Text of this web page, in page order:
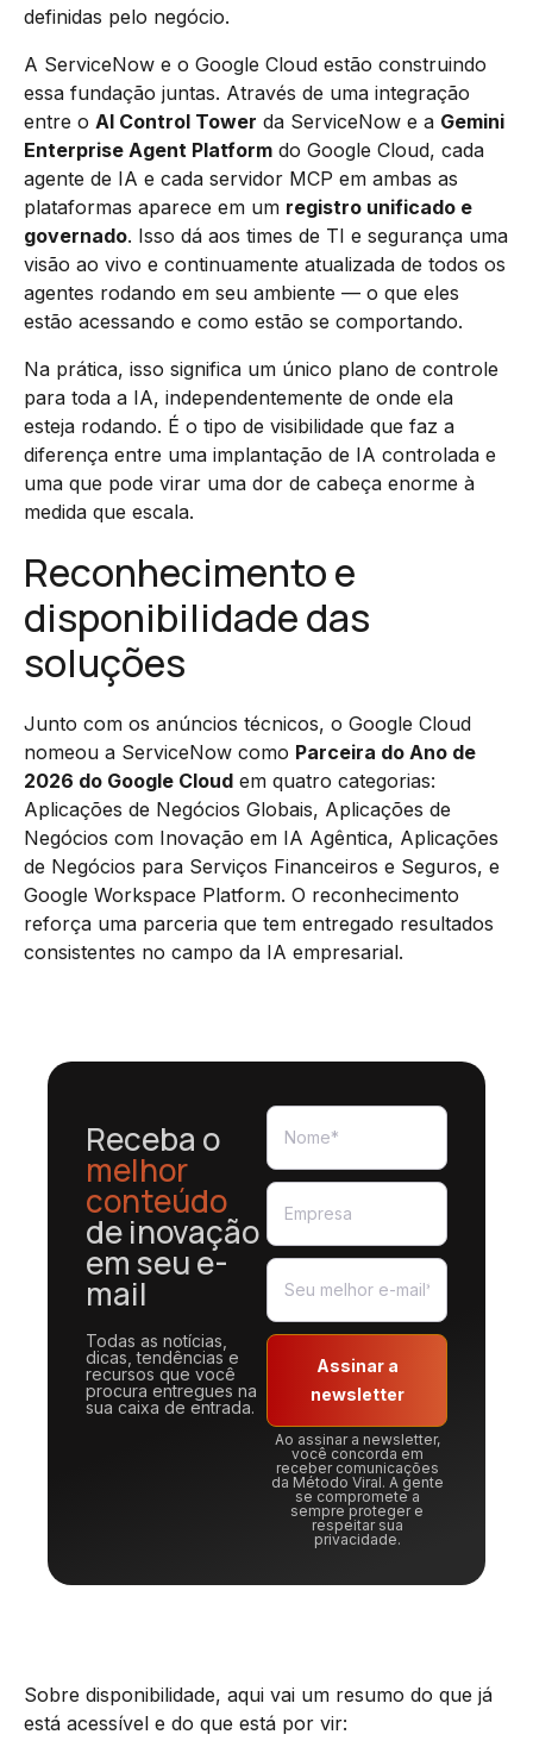
definidas pelo negócio.
A ServiceNow e o Google Cloud estão construindo
essa fundação juntas. Através de uma integração
entre o AI Control Tower da ServiceNow e a Gemini
Enterprise Agent Platform do Google Cloud, cada
agente de IA e cada servidor MCP em ambas as
plataformas aparece em um registro unificado e
governado. Isso dá aos times de TI e segurança uma
visão ao vivo e continuamente atualizada de todos os
agentes rodando em seu ambiente — o que eles
estão acessando e como estão se comportando.
Na prática, isso significa um único plano de controle
para toda a IA, independentemente de onde ela
esteja rodando. É o tipo de visibilidade que faz a
diferença entre uma implantação de IA controlada e
uma que pode virar uma dor de cabeça enorme à
medida que escala.
Reconhecimento e
disponibilidade das
soluções
Junto com os anúncios técnicos, o Google Cloud
nomeou a ServiceNow como Parceira do Ano de
2026 do Google Cloud em quatro categorias:
Aplicações de Negócios Globais, Aplicações de
Negócios com Inovação em IA Agêntica, Aplicações
de Negócios para Serviços Financeiros e Seguros, e
Google Workspace Platform. O reconhecimento
reforça uma parceria que tem entregado resultados
consistentes no campo da IA empresarial.
Receba o
melhor
conteúdo
de inovação
em seu e-
mail
Todas as notícias,
dicas, tendências e
recursos que você
procura entregues na
sua caixa de entrada.
Assinar a
newsletter
Ao assinar a newsletter,
você concorda em
receber comunicações
da Método Viral. A gente
se compromete a
sempre proteger e
respeitar sua
privacidade.
Sobre disponibilidade, aqui vai um resumo do que já
está acessível e do que está por vir: